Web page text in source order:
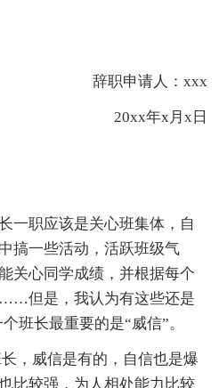
辞职申请人：xxx
20xx年x月x日
一职应该是关心班集体，自
搞一些活动，活跃班级气
关心同学成绩，并根据每个
但是，我认为有这些还是
班长最重要的是“威信”。
，威信是有的，自信也是爆
比较强，为人相处能力比较